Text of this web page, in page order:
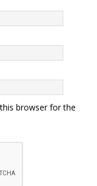
browser for the